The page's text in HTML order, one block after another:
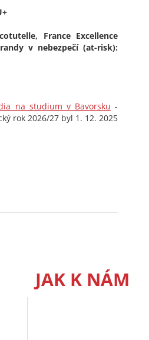
France Excellence
v nebezpečí (at-risk):
na studium v Bavorsku -
rok 2026/27 byl 1. 12. 2025
JAK K NÁM